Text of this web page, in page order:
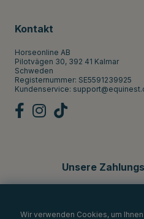
Kontakt
Horseonline AB
Pilotvägen 30, 392 41 Kalmar
Schweden
Registernummer: SE5591239925
Kundenservice:
Unsere
Wir verwenden Cookies, um